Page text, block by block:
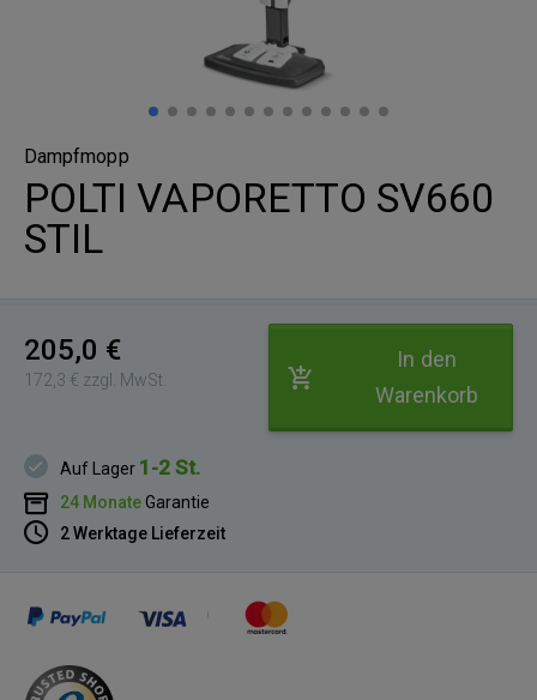
Dampfmopp
POLTI VAPORETTO SV660
STIL
205,0 €
172,3 € zzgl. MwSt.
In den
Warenkorb
Auf Lager 1-2 St.
24 MonateGarantie
2 Werktage Lieferzeit